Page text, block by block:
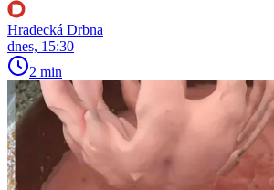
Hradecká Drbna
dnes, 15:30
2 min